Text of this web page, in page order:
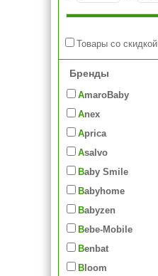
Товары со скидкой
Бренды
AmaroBaby
Anex
Aprica
Asalvo
Baby Smile
Babyhome
Babyzen
Bebe-Mobile
Benbat
Bloom